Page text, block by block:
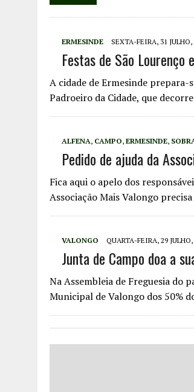
ERMESINDE SEXTA-FEIRA, 31 JULHO,
Festas de São Lourenço
A cidade de Ermesinde prepara-
Padroeiro da Cidade, que
ALFENA, CAMPO, ERMESINDE,
Pedido de ajuda da
Fica aqui o apelo dos
Associação Mais Valongo
VALONGO QUARTA-FEIRA, 29
Junta de Campo doa a
Na Assembleia de Freguesia do
Municipal de Valongo dos 50%